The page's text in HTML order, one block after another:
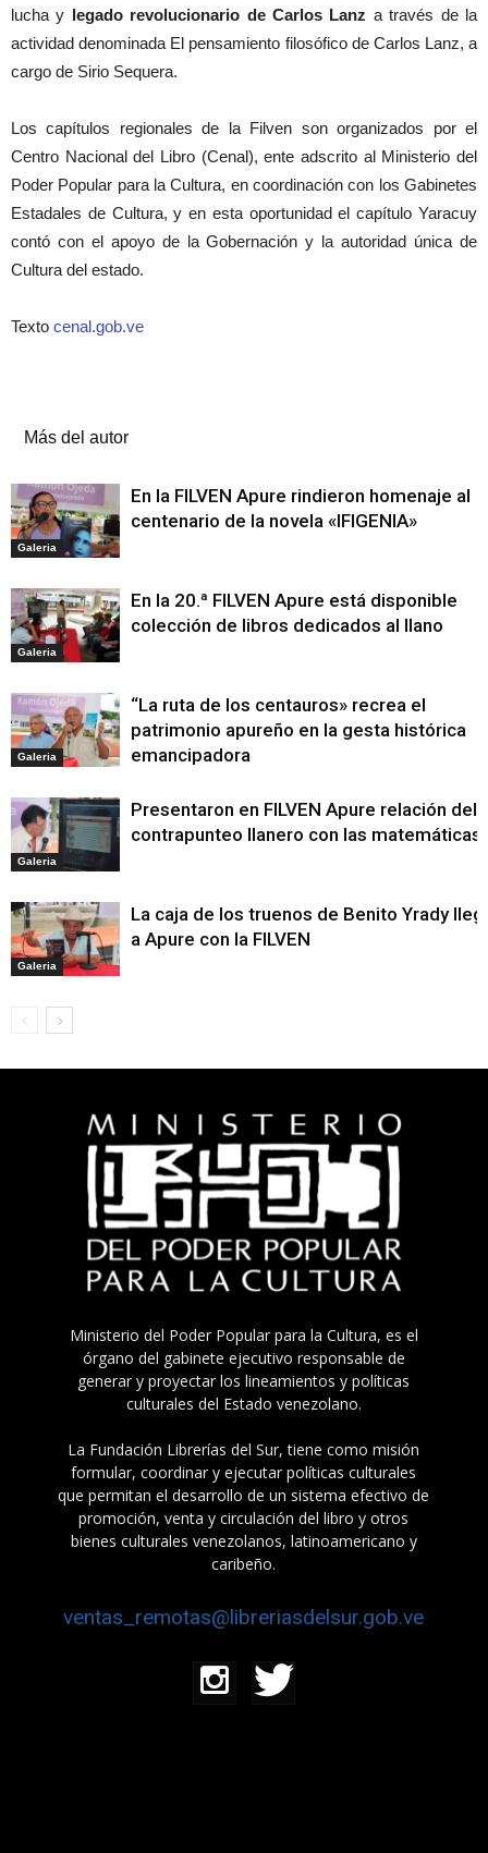
lucha y legado revolucionario de Carlos Lanz a través de la
actividad denominada El pensamiento filosófico de Carlos Lanz, a
cargo de Sirio Sequera.
Los capítulos regionales de la Filven son organizados por el
Centro Nacional del Libro (Cenal), ente adscrito al Ministerio del
Poder Popular para la Cultura, en coordinación con los Gabinetes
Estadales de Cultura, y en esta oportunidad el capítulo Yaracuy
contó con el apoyo de la Gobernación y la autoridad única de
Cultura del estado.
Texto cenal.gob.ve
Más del autor
Galeria
En la FILVEN Apure rindieron homenaje al
centenario de la novela «IFIGENIA»
Galeria
En la 20.ª FILVEN Apure está disponible
colección de libros dedicados al llano
Galeria
“La ruta de los centauros» recrea el
patrimonio apureño en la gesta histórica
emancipadora
Galeria
Presentaron en FILVEN Apure relación del
contrapunteo llanero con las matemáticas
Galeria
La caja de los truenos de Benito Yrady
a Apure con la FILVEN
Ministerio del Poder Popular para la Cultura, es el
órgano del gabinete ejecutivo responsable de
generar y proyectar los lineamientos y políticas
culturales del Estado venezolano.
La Fundación Librerías del Sur, tiene como misión
formular, coordinar y ejecutar políticas culturales
que permitan el desarrollo de un sistema efectivo de
promoción, venta y circulación del libro y otros
bienes culturales venezolanos, latinoamericano y
caribeño.
ventas_remotas@libreriasdelsur.gob.ve